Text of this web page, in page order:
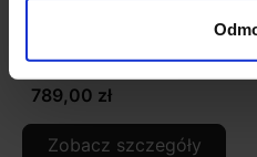
wisząca 16W
789,00 zł
Zobacz szczegóły